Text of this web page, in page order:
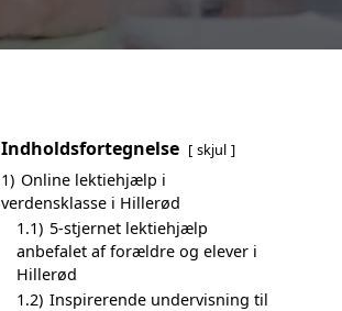
Indholdsfortegnelse skjul
1) Online lektiehjælp i
verdensklasse i Hillerød
1.1) 5-stjernet lektiehjælp
anbefalet af forældre og elever i
Hillerød
1.2) Inspirerende undervisning til